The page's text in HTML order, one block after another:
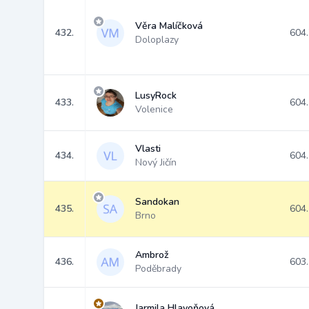
432.
Věra Malíčková
Doloplazy
433.
LusyRock
Volenice
434.
Vlasti
Nový Jičín
435.
Sandokan
Brno
436.
Ambrož
Poděbrady